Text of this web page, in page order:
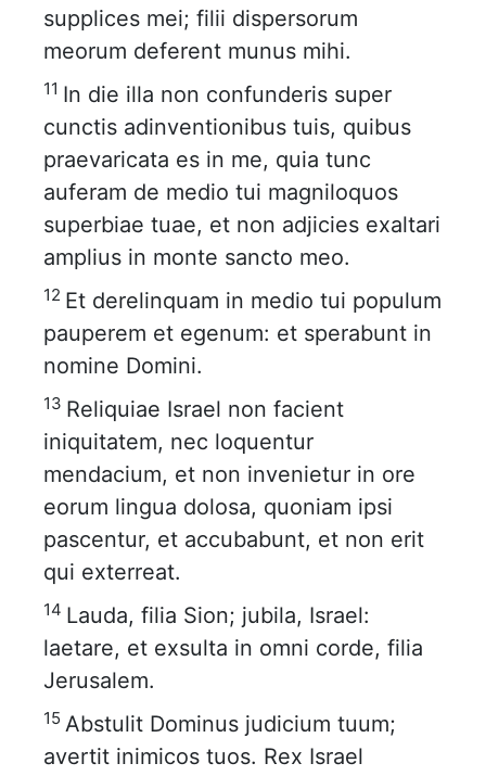
supplices mei; filii dispersorum
meorum deferent munus mihi.
11 In die illa non confunderis super
cunctis adinventionibus tuis, quibus
praevaricata es in me, quia tunc
auferam de medio tui magniloquos
superbiae tuae, et non adjicies exaltari
amplius in monte sancto meo.
12 Et derelinquam in medio tui populum
pauperem et egenum: et sperabunt in
nomine Domini.
13 Reliquiae Israel non facient
iniquitatem, nec loquentur
mendacium, et non invenietur in ore
eorum lingua dolosa, quoniam ipsi
pascentur, et accubabunt, et non erit
qui exterreat.
14 Lauda, filia Sion; jubila, Israel:
laetare, et exsulta in omni corde, filia
Jerusalem.
15 Abstulit Dominus judicium tuum;
avertit inimicos tuos. Rex Israel